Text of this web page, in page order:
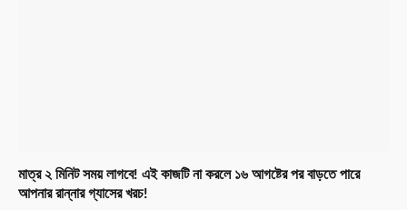
মাত্র ২ মিনিট সময় লাগবে! এই কাজটি না করলে ১৬ আগষ্টের পর বাড়তে পারে
আপনার রান্নার গ্যাসের খরচ!